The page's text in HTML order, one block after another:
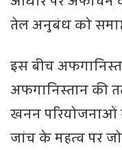
तेल अनुबंध को
इस बीच
अफगानिस्तान की
खनन परियोजनाओं
जांच के महत्व पर